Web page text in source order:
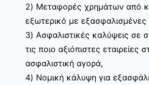
2) Μεταφορές χρημάτων από
εξωτερικό με
3) Ασφαλιστικές καλύψεις σε
τις ποιο αξιόπιστες εταιρείες
ασφαλιστική αγορά,
4) Νομική κάλυψη για